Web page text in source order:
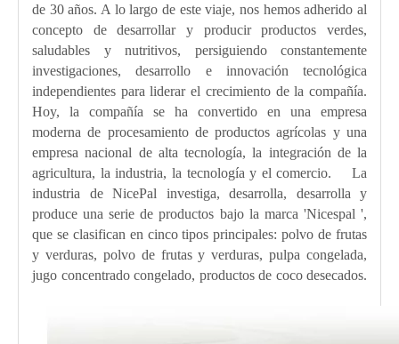
de 30 años. A lo largo de este viaje, nos hemos adherido al
concepto de desarrollar y producir productos verdes,
saludables y nutritivos, persiguiendo constantemente
investigaciones, desarrollo e innovación tecnológica
independientes para liderar el crecimiento de la compañía.
Hoy, la compañía se ha convertido en una empresa
moderna de procesamiento de productos agrícolas y una
empresa nacional de alta tecnología, la integración de la
agricultura, la industria, la tecnología y el comercio. La
industria de NicePal investiga, desarrolla, desarrolla y
produce una serie de productos bajo la marca 'Nicespal ',
que se clasifican en cinco tipos principales: polvo de frutas
y verduras, polvo de frutas y verduras, pulpa congelada,
jugo concentrado congelado, productos de coco desecados.